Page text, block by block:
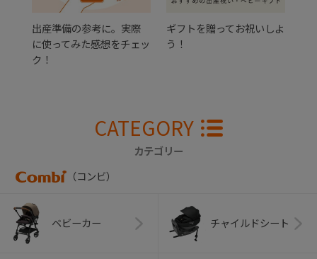
出産準備の参考に。実際
に使ってみた感想をチェッ
ク！
ギフトを贈ってお祝いしよ
う！
CATEGORY
カテゴリー
（コンビ）
ベビーカー チャイルドシート